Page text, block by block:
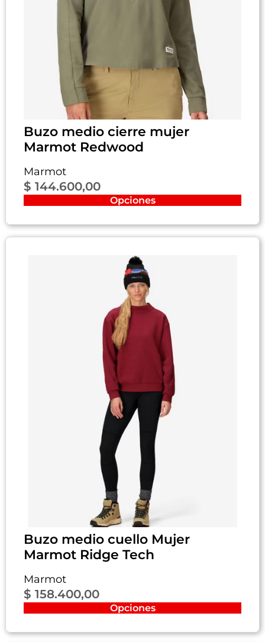
Buzo medio cierre mujer
Marmot Redwood
Marmot
$ 144.600,00
Opciones
Buzo medio cuello Mujer
Marmot Ridge Tech
Marmot
$ 158.400,00
Opciones